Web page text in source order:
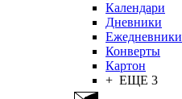
Календари
Дневники
Ежедневники
Конверты
Картон
+ ЕЩЕ 3